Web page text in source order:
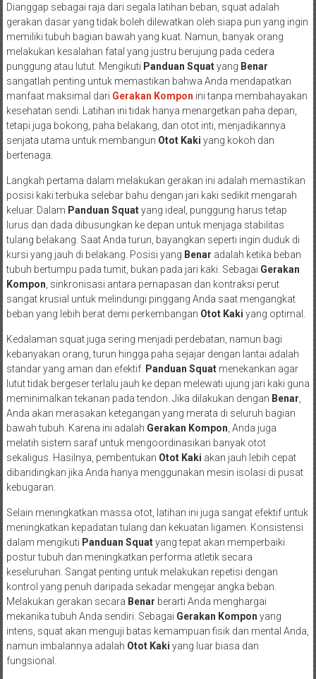
Dianggap sebagai raja dari segala latihan beban, squat adalah
gerakan dasar yang tidak boleh dilewatkan oleh siapa pun yang ingin
memiliki tubuh bagian bawah yang kuat. Namun, banyak orang
melakukan kesalahan fatal yang justru berujung pada cedera
punggung atau lutut. Mengikuti Panduan Squatyang Benar
sangatlah penting untuk memastikan bahwa Anda mendapatkan
manfaat maksimal dari Gerakan Kompon ini tanpa membahayakan
kesehatan sendi. Latihan ini tidak hanya menargetkan paha depan,
tetapi juga bokong, paha belakang, dan otot inti, menjadikannya
senjata utama untuk membangun Otot Kaki yang kokoh dan
bertenaga.
Langkah pertama dalam melakukan gerakan ini adalah memastikan
posisi kaki terbuka selebar bahu dengan jari kaki sedikit mengarah
keluar. Dalam Panduan Squatyang ideal, punggung harus tetap
lurus dan dada dibusungkan ke depan untuk menjaga stabilitas
tulang belakang. Saat Anda turun, bayangkan seperti ingin duduk di
kursi yang jauh di belakang. Posisi yang Benar adalah ketika beban
tubuh bertumpu pada tumit, bukan pada jari kaki. Sebagai Gerakan
Kompon , sinkronisasi antara pernapasan dan kontraksi perut
sangat krusial untuk melindungi pinggang Anda saat mengangkat
beban yang lebih berat demi perkembangan Otot Kaki yang optimal.
Kedalaman squat juga sering menjadi perdebatan, namun bagi
kebanyakan orang, turun hingga paha sejajar dengan lantai adalah
standar yang aman dan efektif. Panduan Squatmenekankan agar
lutut tidak bergeser terlalu jauh ke depan melewati ujung jari kaki guna
meminimalkan tekanan pada tendon. Jika dilakukan dengan Benar
Anda akan merasakan ketegangan yang merata di seluruh bagian
bawah tubuh. Karena ini adalah Gerakan Kompon , Anda juga
melatih sistem saraf untuk mengoordinasikan banyak otot
sekaligus. Hasilnya, pembentukan Otot Kaki akan jauh lebih cepat
dibandingkan jika Anda hanya menggunakan mesin isolasi di pusat
kebugaran.
Selain meningkatkan massa otot, latihan ini juga sangat efektif untuk
meningkatkan kepadatan tulang dan kekuatan ligamen. Konsistensi
dalam mengikuti Panduan Squatyang tepat akan memperbaiki
postur tubuh dan meningkatkan performa atletik secara
keseluruhan. Sangat penting untuk melakukan repetisi dengan
kontrol yang penuh daripada sekadar mengejar angka beban.
Melakukan gerakan secara Benar berarti Anda menghargai
mekanika tubuh Anda sendiri. Sebagai Gerakan Kompon yang
intens, squat akan menguji batas kemampuan fisik dan mental Anda,
namun imbalannya adalah Otot Kaki yang luar biasa dan
fungsional.